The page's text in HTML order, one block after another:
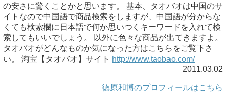
の安さに驚くことかと思います。 基本、タオバオは中国のサ
イトなので中国語で商品検索をしますが、中国語が分からな
くても検索欄に日本語で何か思いつくキーワードを入れて検
索してもいいでしょう。 以外に色々な商品が出てきますよ。
タオバオがどんなものか気になった方はこちらをご覧下さ
い。 淘宝【タオバオ】サイト http://www.taobao.com/
2011.03.02
徳原和博のプロフィールはこちら